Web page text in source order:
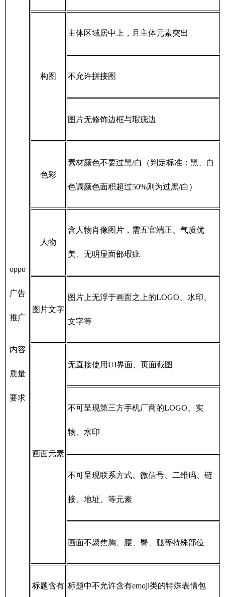
oppo
广告
推广
内容
质量
要求
构图
主体区域居中上，且主体元素突出
不允许拼接图
图片无修饰边框与瑕疵边
色彩
素材颜色不要过黑/白（判定标准：黑、白
色调颜色面积超过50%则为过黑/白）
人物
含人物肖像图片，需五官端正、气质优
美、无明显面部瑕疵
图片文字
图片上无浮于画面之上的LOGO、水印、
文字等
画面元素
无直接使用UI界面、页面截图
不可呈现第三方手机厂商的LOGO、实
物、水印
不可呈现联系方式、微信号、二维码、链
接、地址、等元素
画面不聚焦胸、腰、臀、腿等特殊部位
标题含有 标题中不允许含有emoji类的特殊表情包